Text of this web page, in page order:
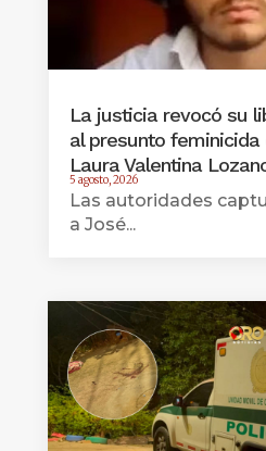
La justicia revocó su
al presunto
Laura Valentina
5 agosto, 2026
Las autoridades
a José...